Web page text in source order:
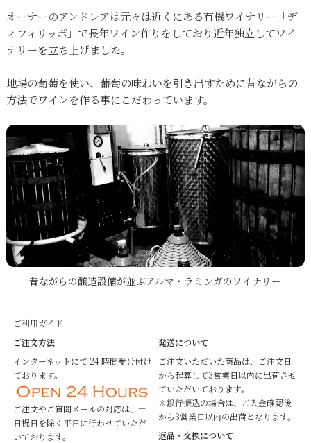
オーナーのアンドレアは元々は近くにある有機ワイナリー「デ
ィフィリッポ」で長年ワイン作りをしており近年独立してワイ
ナリーを立ち上げました。
地場の葡萄を使い、葡萄の味わいを引き出すために昔ながらの
方法でワインを作る事にこだわっています。
昔ながらの醸造設備が並ぶアルマ・ラミンガのワイナリー
ご利用ガイド
ご注文方法
インターネットにて 24 時間受け付け
ております。
ご注文やご質問メールの対応は、土
日祝日を除く平日に行わせていただ
いております。
発送について
ご注文いただいた商品は、ご注文日
から起算して3営業日以内に出荷させ
ていただいております。
※銀行振込の場合は、ご入金確認後
から3営業日以内の出荷となります。
返品・交換について